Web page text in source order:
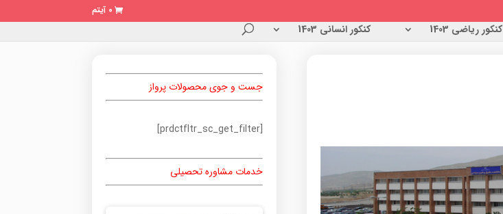
0 آیتم
کنکور ریاضی 1403 کنکور انسانی 1403
جست و جوی محصولات پرواز
[prdctfltr_sc_get_filter]
خدمات مشاوره تحصیلی